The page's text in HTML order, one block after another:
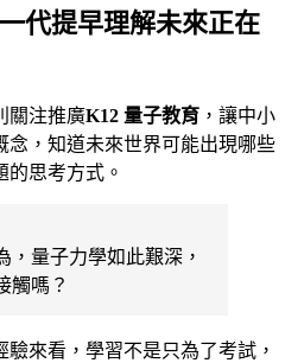
代提早理解未來正在
關注推廣K12 量子教育 ，讓中小
念，知道未來世界可能出現哪些
思考方式。
，量子力學如此艱深，
觸嗎？
來看，學習不是只為了考試，